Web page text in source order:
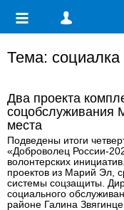
Тема: социалка
Два проекта
соцобслуживания
места
Подведены итоги
«Доброволец России-
волонтерских
проектов из Марий Эл,
системы соцзащиты.
социального
районе Галина